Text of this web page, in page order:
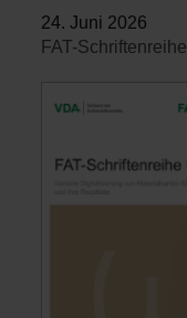
24. Juni 2026
FAT-Schriftenreihe